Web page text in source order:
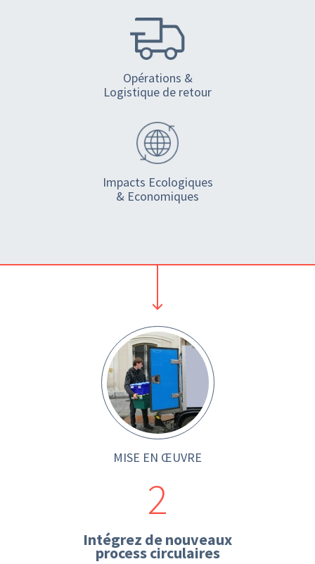
Opérations &
Logistique de retour
Impacts Ecologiques
& Economiques
MISE EN ŒUVRE
2
Intégrez de nouveaux
process circulaires